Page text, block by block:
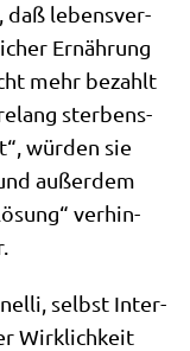
daß lebens­ver­
Ernäh­rung
mehr bezahlt
ster­bens­
wür­den sie
außer­dem
ver­hin­
selbst Inter­
Wirk­lich­keit